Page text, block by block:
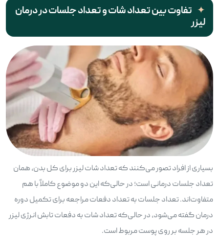
تفاوت بین تعداد شات و تعداد جلسات در درمان
لیزر
بسیاری از افراد تصور می‌کنند که تعداد شات لیزر برای کل بدن، همان
تعداد جلسات درمانی است؛ در حالی‌که این دو موضوع کاملاً با هم
متفاوت‌اند. تعداد جلسات به تعداد دفعات مراجعه برای تکمیل دوره
درمان گفته می‌شود، در حالی‌که تعداد شات به دفعات تابش انرژی لیزر
در هر جلسه بر روی پوست مربوط است.